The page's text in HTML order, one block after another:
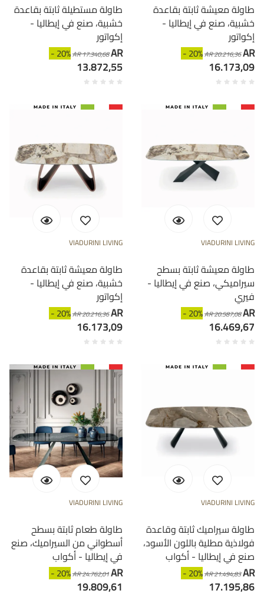
طاولة مستطيلة ثابتة بقاعدة
خشبية، صنع في إيطاليا -
إكواتور
- 20%AR 17.340,68AR
13.872,55
طاولة معيشة ثابتة بقاعدة
خشبية، صنع في إيطاليا -
إكواتور
- 20%AR 20.216,36AR
16.173,09
VIADURINI LIVING
طاولة معيشة ثابتة بقاعدة
خشبية، صنع في إيطاليا -
إكواتور
- 20%AR 20.216,36AR
16.173,09
VIADURINI LIVING
طاولة معيشة ثابتة بسطح
سيراميكي، صنع في إيطاليا -
فيري
- 20%AR 20.587,08AR
16.469,67
VIADURINI LIVING
طاولة طعام ثابتة بسطح
أسطواني من السيراميك، صنع
في إيطاليا - أكواب
- 20%AR 24.762,01AR
19.809,61
VIADURINI LIVING
طاولة سيراميك ثابتة وقاعدة
فولاذية مطلية باللون الأسود،
صنع في إيطاليا - أكواب
- 20%AR 21.494,83AR
17.195,86